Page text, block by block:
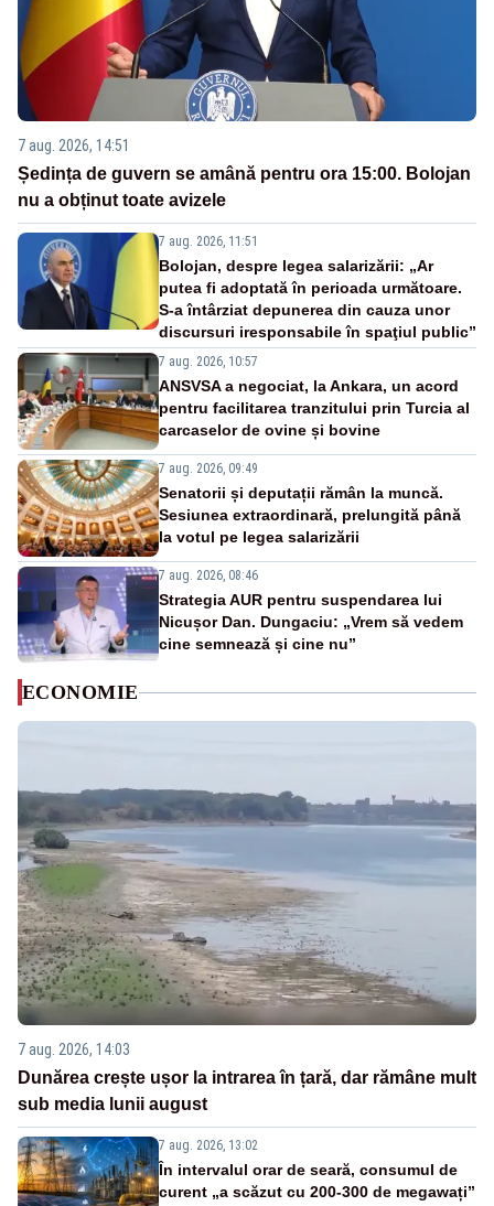
7 aug. 2026, 14:51
Ședința de guvern se amână pentru ora 15:00. Bolojan
nu a obținut toate avizele
7 aug. 2026, 11:51
Bolojan, despre legea salarizării: „Ar
putea fi adoptată în perioada următoare.
S-a întârziat depunerea din cauza unor
discursuri iresponsabile în spaţiul public”
7 aug. 2026, 10:57
ANSVSA a negociat, la Ankara, un acord
pentru facilitarea tranzitului prin Turcia al
carcaselor de ovine și bovine
7 aug. 2026, 09:49
Senatorii și deputații rămân la muncă.
Sesiunea extraordinară, prelungită până
la votul pe legea salarizării
7 aug. 2026, 08:46
Strategia AUR pentru suspendarea lui
Nicușor Dan. Dungaciu: „Vrem să vedem
cine semnează și cine nu”
ECONOMIE
7 aug. 2026, 14:03
Dunărea crește ușor la intrarea în țară, dar rămâne mult
sub media lunii august
7 aug. 2026, 13:02
În intervalul orar de seară, consumul de
curent „a scăzut cu 200-300 de megawați”